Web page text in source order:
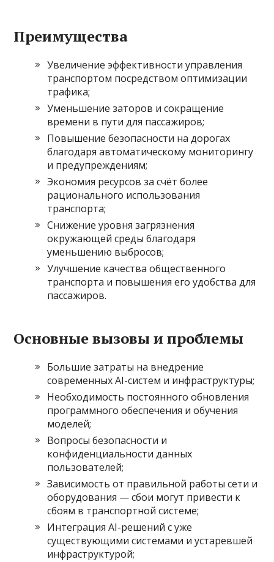
Преимущества
Увеличение эффективности управления
транспортом посредством оптимизации
трафика;
Уменьшение заторов и сокращение
времени в пути для пассажиров;
Повышение безопасности на дорогах
благодаря автоматическому мониторингу
и предупреждениям;
Экономия ресурсов за счёт более
рационального использования
транспорта;
Снижение уровня загрязнения
окружающей среды благодаря
уменьшению выбросов;
Улучшение качества общественного
транспорта и повышения его удобства для
пассажиров.
Основные вызовы и проблемы
Большие затраты на внедрение
современных AI-систем и инфраструктуры;
Необходимость постоянного обновления
программного обеспечения и обучения
моделей;
Вопросы безопасности и
конфиденциальности данных
пользователей;
Зависимость от правильной работы сети и
оборудования — сбои могут привести к
сбоям в транспортной системе;
Интеграция AI-решений с уже
существующими системами и устаревшей
инфраструктурой;